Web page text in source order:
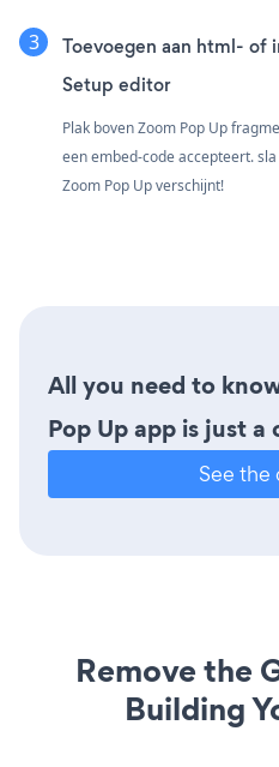
Toevoegen aan html-
Setup editor
Plak boven Zoom Pop Up
een embed-code accepteert.
Zoom Pop Up verschijnt!
All you need to
Pop Up app is just a
See the
Remove the
Building